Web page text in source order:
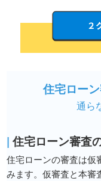
住宅ロー
通ら
| 住宅ローン審査
住宅ローンの審査は
みます。仮審査と本審